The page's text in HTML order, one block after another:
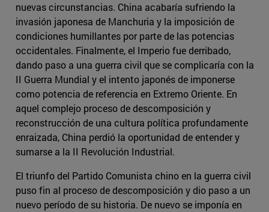
nuevas circunstancias. China acabaría sufriendo la
invasión japonesa de Manchuria y la imposición de
condiciones humillantes por parte de las potencias
occidentales. Finalmente, el Imperio fue derribado,
dando paso a una guerra civil que se complicaría con la
II Guerra Mundial y el intento japonés de imponerse
como potencia de referencia en Extremo Oriente. En
aquel complejo proceso de descomposición y
reconstrucción de una cultura política profundamente
enraizada, China perdió la oportunidad de entender y
sumarse a la II Revolución Industrial.
El triunfo del Partido Comunista chino en la guerra civil
puso fin al proceso de descomposición y dio paso a un
nuevo período de su historia. De nuevo se imponía en